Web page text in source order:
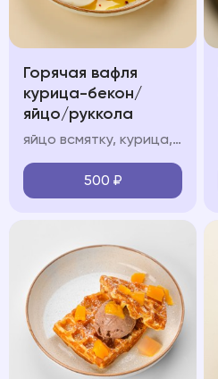
Горячая вафля
курица-бекон/
яйцо/руккола
яйцо всмятку, курица, авокадо мусс, крем фреш, руккола
500 ₽